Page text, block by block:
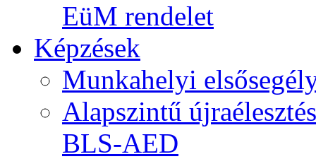
EüM rendelet
Képzések
Munkahelyi
Alapszintű
BLS-AED